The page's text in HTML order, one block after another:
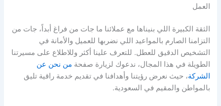
العمل
الثقة الكبيرة اللي بنيناها مع عملائنا ما جات من فراغ أبداً، جات من
التزامنا الصارم بالمواعيد اللي نضربها للعميل والأمانة في
التشخيص الدقيق للعطل. للتعرف علينا أكثر وللاطلاع على مسيرتنا
الطويلة في هذا المجال، ندعوك لزيارة صفحة من نحن عن
الشركة، حيث نعرض رؤيتنا وأهدافنا في تقديم خدمة راقية تليق
بالمواطن والمقيم في السعودية.